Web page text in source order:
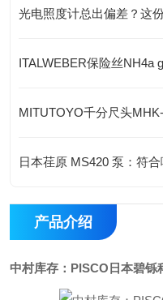
ITALWEBER保险丝NH4a
MITUTOYO千分尺头
日本荏原 MS420 泵：符
产品介绍
中村库存：PISCO日本碧铄